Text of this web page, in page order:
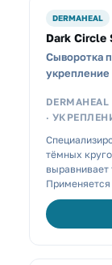
DERMAHEAL
Dark Circle
Сыворотка
·
тёмных